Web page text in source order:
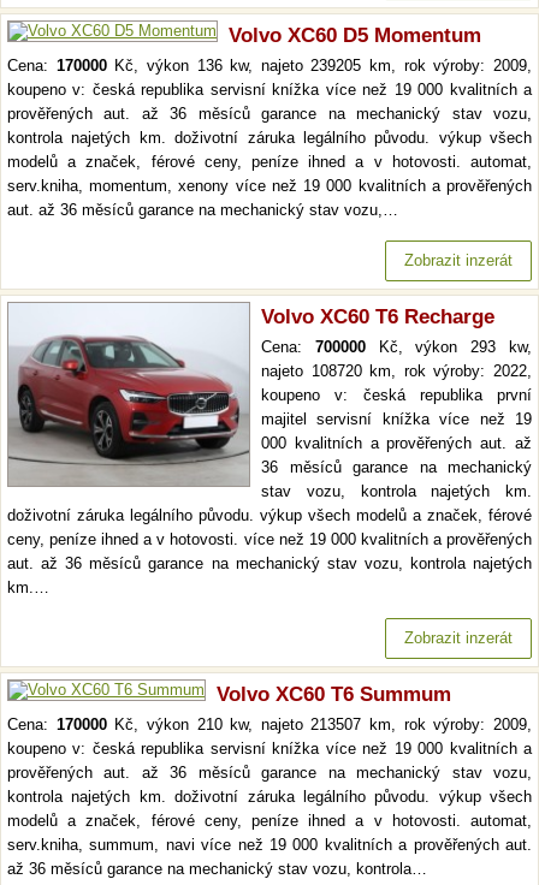
Volvo XC60 D5 Momentum
Cena: 170000Kč, výkon 136 kw, najeto 239205 km, rok výroby: 2009,
koupeno v: česká republika servisní knížka více než 19 000 kvalitních a
prověřených aut. až 36 měsíců garance na mechanický stav vozu,
kontrola najetých km. doživotní záruka legálního původu. výkup všech
modelů a značek, férové ceny, peníze ihned a v hotovosti. automat,
serv.kniha, momentum, xenony více než 19 000 kvalitních a prověřených
aut. až 36 měsíců garance na mechanický stav vozu,…
Zobrazit inzerát
Volvo XC60 T6 Recharge
Cena: 700000Kč, výkon 293 kw,
najeto 108720 km, rok výroby: 2022,
koupeno v: česká republika první
majitel servisní knížka více než 19
000 kvalitních a prověřených aut. až
36 měsíců garance na mechanický
stav vozu, kontrola najetých km.
doživotní záruka legálního původu. výkup všech modelů a značek, férové
ceny, peníze ihned a v hotovosti. více než 19 000 kvalitních a prověřených
aut. až 36 měsíců garance na mechanický stav vozu, kontrola najetých
km.…
Zobrazit inzerát
Volvo XC60 T6 Summum
Cena: 170000Kč, výkon 210 kw, najeto 213507 km, rok výroby: 2009,
koupeno v: česká republika servisní knížka více než 19 000 kvalitních a
prověřených aut. až 36 měsíců garance na mechanický stav vozu,
kontrola najetých km. doživotní záruka legálního původu. výkup všech
modelů a značek, férové ceny, peníze ihned a v hotovosti. automat,
serv.kniha, summum, navi více než 19 000 kvalitních a prověřených aut.
až 36 měsíců garance na mechanický stav vozu, kontrola…